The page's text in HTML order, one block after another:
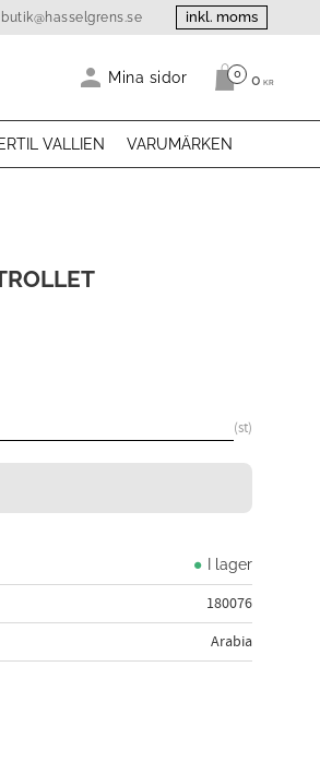
butik@hasselgrens.se inkl. moms
Mina sidor Antal
0 0 KR
VALLIEN VARUMÄRKEN
st
I lager
180076
Arabia